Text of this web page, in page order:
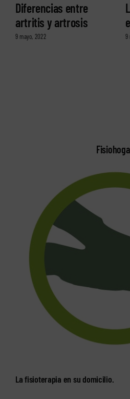
Diferencias entre
artritis y artrosis
9 mayo, 2022 9
La fisioterapia en su domicilio.